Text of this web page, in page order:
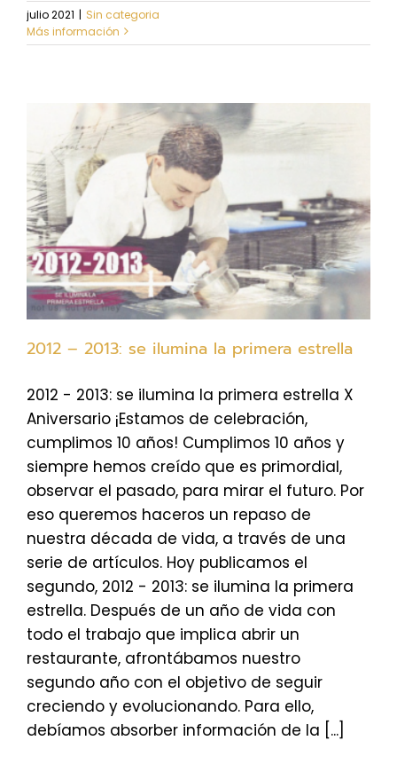
julio 2021 | Sin categoria
Más información
2012 – 2013: se ilumina la primera estrella
2012 - 2013: se ilumina la primera estrella X
Aniversario ¡Estamos de celebración,
cumplimos 10 años! Cumplimos 10 años y
siempre hemos creído que es primordial,
observar el pasado, para mirar el futuro. Por
eso queremos haceros un repaso de
nuestra década de vida, a través de una
serie de artículos. Hoy publicamos el
segundo, 2012 - 2013: se ilumina la primera
estrella. Después de un año de vida con
todo el trabajo que implica abrir un
restaurante, afrontábamos nuestro
segundo año con el objetivo de seguir
creciendo y evolucionando. Para ello,
debíamos absorber información de la [...]